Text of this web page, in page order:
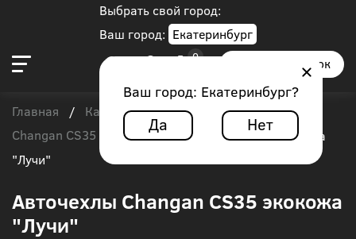
Выбрать свой город:
Ваш город: Екатеринбург
Ваш город: Екатеринбург?
Да Нет
Заказать звонок
Главная / Каталог чехлов / Changan /
Changan CS35
Авточехлы Changan CS35 экокожа
"Лучи"
Авточехлы Changan CS35 экокожа
"Лучи"